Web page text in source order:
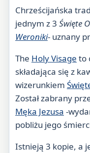
Chrześcijańska
jednym z 3 Święte
Weroniki- uznany
The Holy Visage to
składająca się z
wizerunkiem
Został zabrany
Męka Jezusa -
pobliżu jego
Istnieją 3 kopie, a